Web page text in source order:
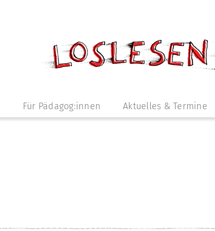
Für Pädagog:innen Aktuelles & Termine